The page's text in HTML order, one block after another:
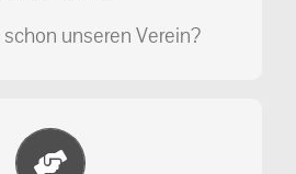
unseren Verein?
werden